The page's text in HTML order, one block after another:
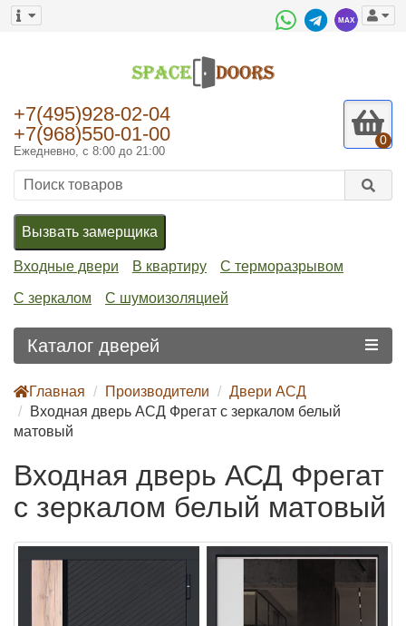
+7(495)928-02-04
+7(968)550-01-00
Ежедневно, с 8:00 до 21:00
0
Вызвать замерщика
Входные двери В квартиру С терморазрывом
С зеркалом С шумоизоляцией
Каталог дверей
Главная Производители
Двери АСД
Входная дверь АСД Фрегат с зеркалом белый
матовый
Входная дверь АСД Фрегат
с зеркалом белый матовый